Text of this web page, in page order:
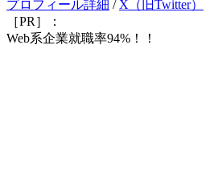
プロフィール詳細 / X（旧Twitter）
［PR］：
Web系企業就職率94%！！